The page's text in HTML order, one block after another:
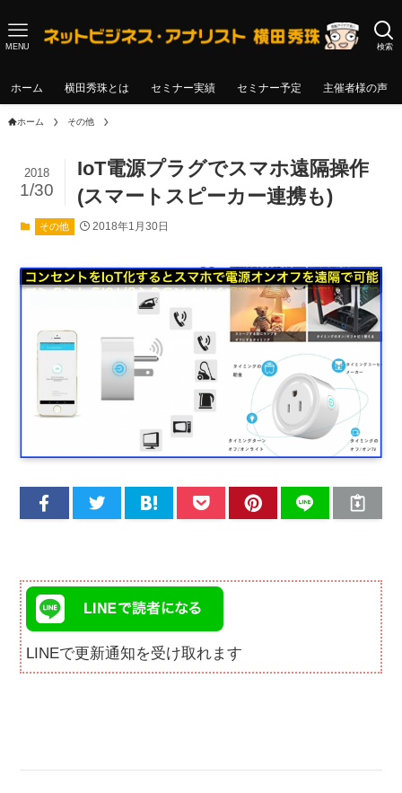
検索
MENU
ホーム 横田秀珠とは セミナー実績 セミナー予定 主催者様の声
ホーム その他
IoT電源プラグでスマホ遠隔操作
(スマートスピーカー連携も)
2018
1/30
その他 2018年1月30日
LINEで更新通知を受け取れます